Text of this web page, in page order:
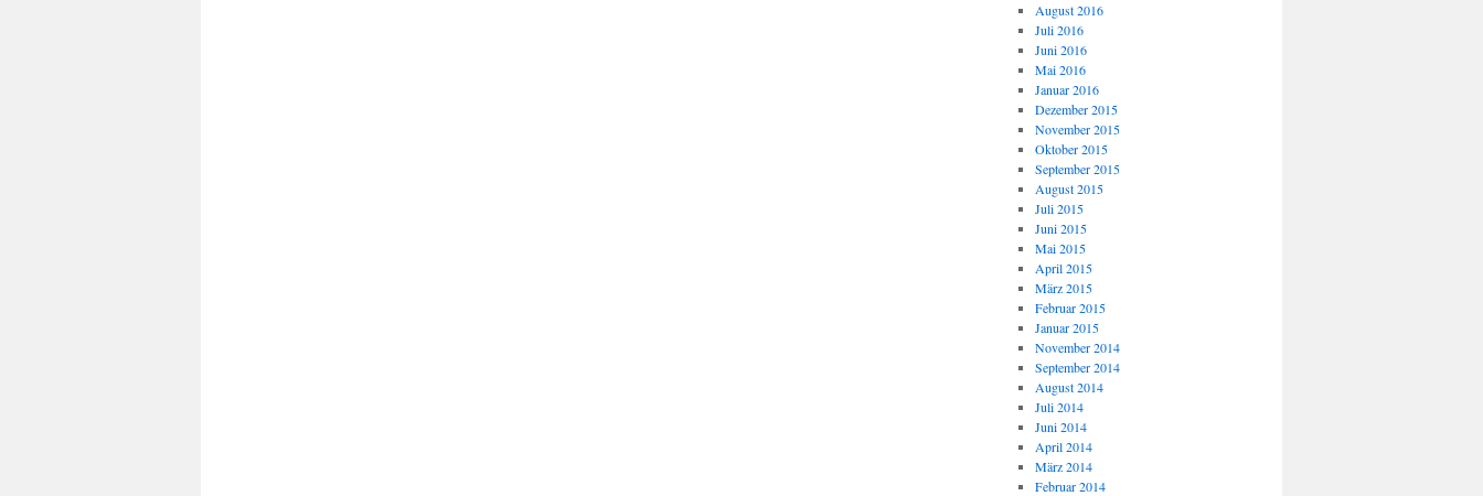
August 2016
Juli 2016
Juni 2016
Mai 2016
Januar 2016
Dezember 2015
November 2015
Oktober 2015
September 2015
August 2015
Juli 2015
Juni 2015
Mai 2015
April 2015
März 2015
Februar 2015
Januar 2015
November 2014
September 2014
August 2014
Juli 2014
Juni 2014
April 2014
März 2014
Februar 2014